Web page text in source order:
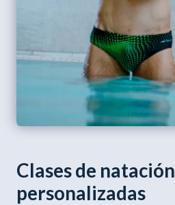
Clases de natación
personalizadas